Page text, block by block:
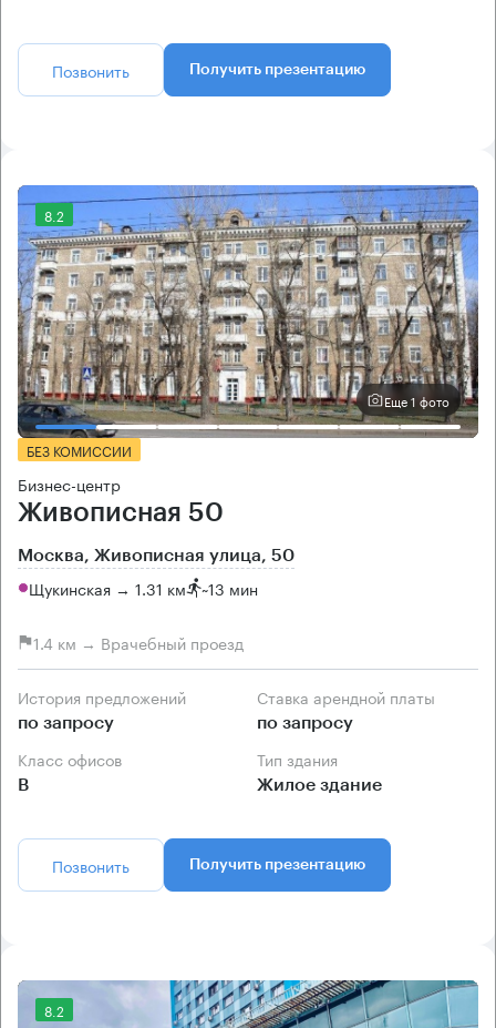
Позвонить Получить презентацию
8.2
Еще 1 фото
БЕЗ КОМИССИИ
Бизнес-центр
Живописная 50
Москва, Живописная улица, 50
Щукинская → 1.31 км ~13 мин
1.4 км → Врачебный проезд
История предложений
по запросу
Ставка арендной платы
по запросу
Класс офисов
B
Тип здания
Жилое здание
Позвонить Получить презентацию
8.2